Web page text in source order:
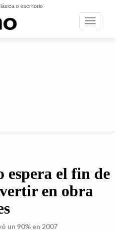
o escritorio
Toggle
espera el fin de
en obra
un 90% en 2007